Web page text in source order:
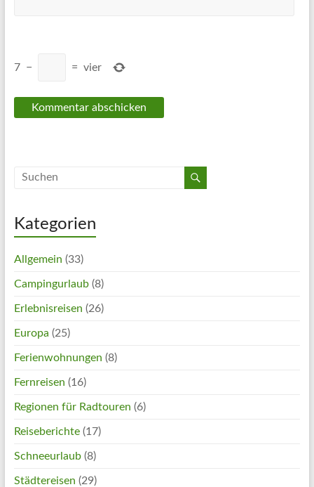
7 − = vier
Kategorien
Allgemein (33)
Campingurlaub(8)
Erlebnisreisen (26)
Europa (25)
Ferienwohnungen (8)
Fernreisen (16)
Regionen für Radtouren (6)
Reiseberichte(17)
Schneeurlaub(8)
Städtereisen (29)